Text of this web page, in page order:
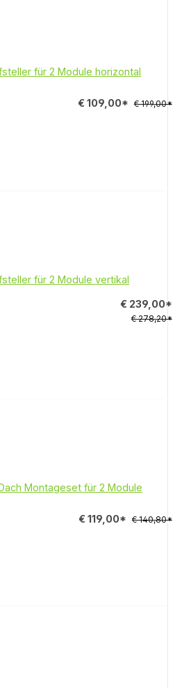
für 2 Module horizontal
€ 109,00* € 199,00*
für 2 Module vertikal
€ 239,00*
€ 278,20*
Montageset für 2 Module
€ 119,00* € 140,80*